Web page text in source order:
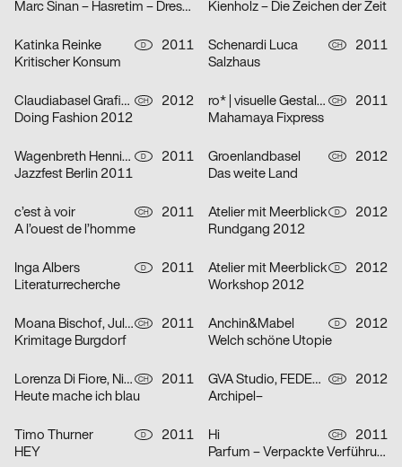
Marc Sinan – Hasretim – Dresdner Sinfoniker
Kienholz – Die Zeichen der Zeit
Katinka Reinke D
2011
Kritischer Konsum
Schenardi Luca CH
2011
Salzhaus
Claudiabasel Grafik & Interaktion CH
2012
Doing Fashion 2012
ro* | visuelle Gestaltung CH
2011
Mahamaya Fixpress
Wagenbreth Henning D
2011
Jazzfest Berlin 2011
Groenlandbasel CH
2012
Das weite Land
c’est à voir CH
2011
A l’ouest de l’homme
Atelier mit Meerblick D
2012
Rundgang 2012
Inga Albers D
2011
Literaturrecherche
Atelier mit Meerblick D
2012
Workshop 2012
Moana Bischof, Julia Weiss CH
2011
Krimitage Burgdorf
Anchin&Mabel D
2012
Welch schöne Utopie
Lorenza Di Fiore, Nina Wagner CH
2011
Heute mache ich blau
GVA Studio, FEDERAL studio CH
2012
Archipel–
Timo Thurner D
2011
HEY
Hi CH
2011
Parfum – Verpackte Verführung